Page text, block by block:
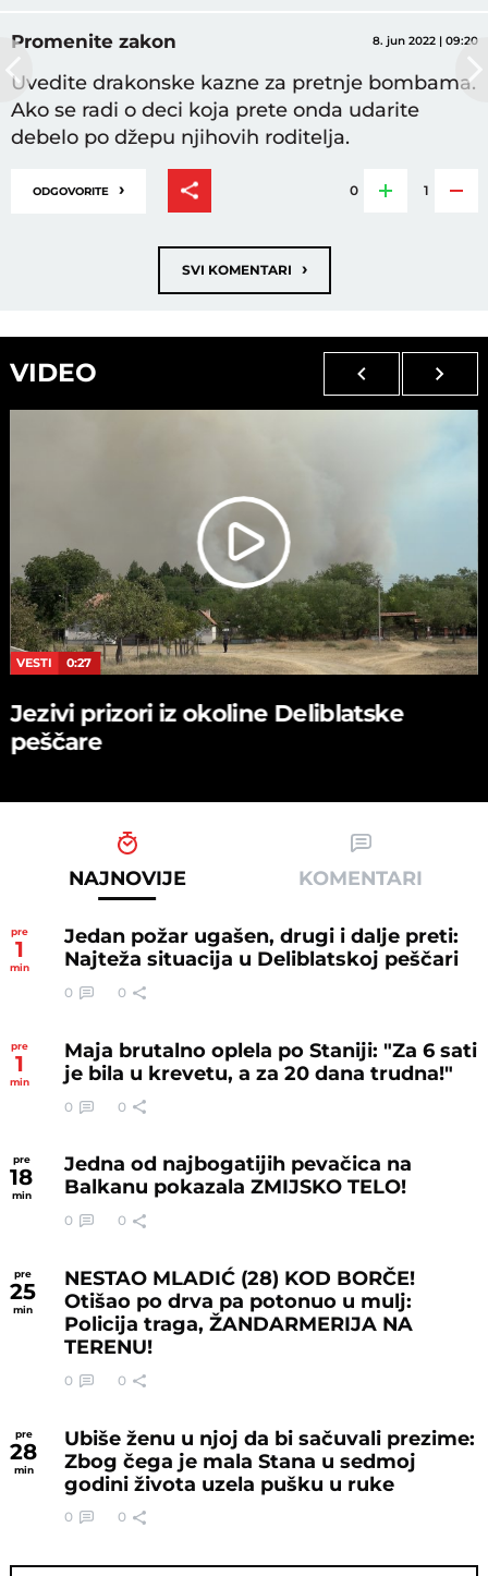
Promenite zakon 8. jun 2022 | 09:20
Uvedite drakonske kazne za pretnje bombama.
Ako se radi o deci koja prete onda udarite
debelo po džepu njihovih roditelja.
ODGOVORITE › 0 1
SVI KOMENTARI ›
VIDEO
VESTI 0:27
Jezivi prizori iz okoline Deliblatske
peščare
NAJNOVIJE KOMENTARI
pre
1
min
Jedan požar ugašen, drugi i dalje preti:
Najteža situacija u Deliblatskoj peščari
0 0
pre
1
min
Maja brutalno oplela po Staniji: "Za 6 sati
je bila u krevetu, a za 20 dana trudna!"
0 0
pre
18
min
Jedna od najbogatijih pevačica na
Balkanu pokazala ZMIJSKO TELO!
0 0
pre
25
min
NESTAO MLADIĆ (28) KOD BORČE!
Otišao po drva pa potonuo u mulj:
Policija traga, ŽANDARMERIJA NA
TERENU!
0 0
pre
28
min
Ubiše ženu u njoj da bi sačuvali prezime:
Zbog čega je mala Stana u sedmoj
godini života uzela pušku u ruke
0 0